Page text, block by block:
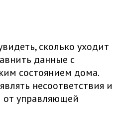
сколько уходит
данные с
состоянием дома.
несоответствия и
от управляющей